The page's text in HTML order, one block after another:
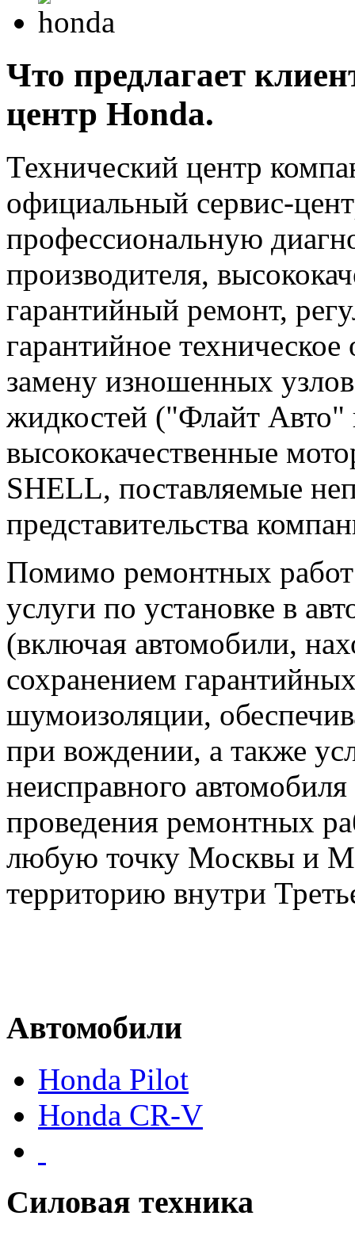
Что предлагает
центр Honda.
Технический центр
официальный сервис-
профессиональную
производителя,
гарантийный ремонт,
гарантийное
замену изношенных
жидкостей ("Флайт Авто"
высококачественные
SHELL, поставляемые
представительства
Помимо ремонтных работ
услуги по установке в
(включая автомобили,
сохранением
шумоизоляции,
при вождении, а также
неисправного
проведения ремонтных
любую точку Москвы и
территорию внутри
Автомобили
Honda Pilot
Honda CR-V
Силовая техника